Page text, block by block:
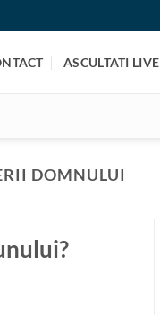
ASCULTATI LIVE
DOMNULUI